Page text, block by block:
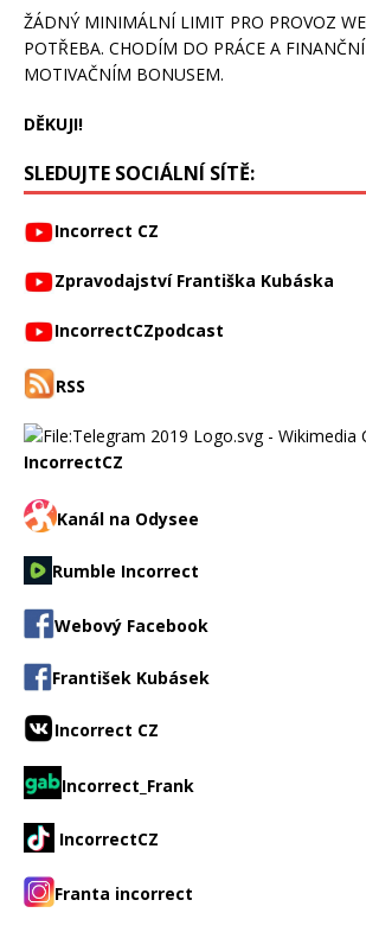
ŽÁDNÝ MINIMÁLNÍ LIMIT PRO PROVOZ
POTŘEBA. CHODÍM DO PRÁCE A FINANČNÍ
MOTIVAČNÍM BONUSEM.
DĚKUJI!
SLEDUJTE SOCIÁLNÍ SÍTĚ:
Incorrect CZ
Zpravodajství Františka Kubáska
IncorrectCZpodcast
RSS
IncorrectCZ
Kanál na Odysee
Rumble Incorrect
Webový Facebook
František Kubásek
Incorrect CZ
Incorrect_Frank
IncorrectCZ
Franta incorrect